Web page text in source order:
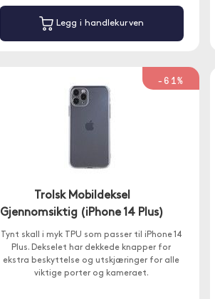
Legg i handlekurven
-61%
Trolsk Mobildeksel
Gjennomsiktig (iPhone 14 Plus)
Tynt skall i myk TPU som passer til iPhone 14
Plus. Dekselet har dekkede knapper for
ekstra beskyttelse og utskjæringer for alle
viktige porter og kameraet.